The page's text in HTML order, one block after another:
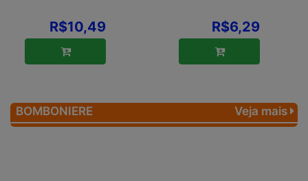
R$10,49 R$6,29
BOMBONIERE Veja mais